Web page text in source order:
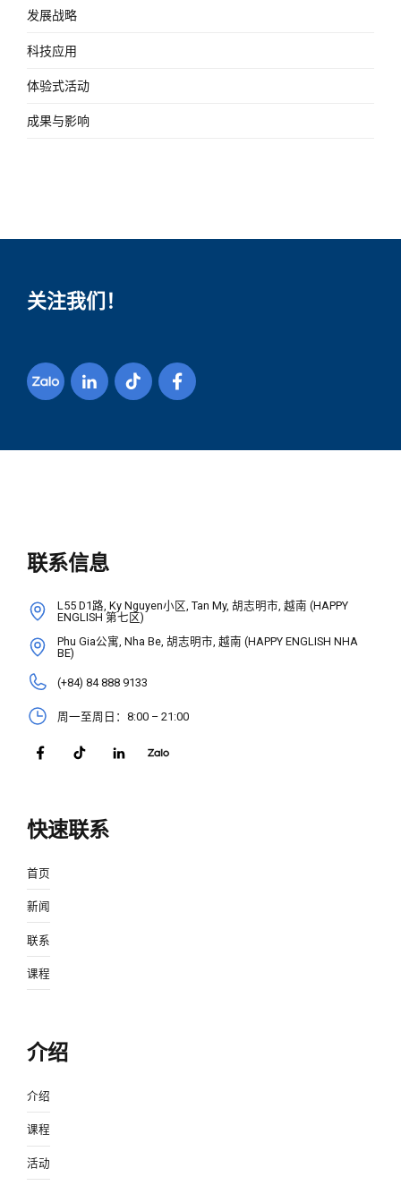
发展战略
科技应用
体验式活动
成果与影响
关注我们！
联系信息
L55 D1路, Ky Nguyen小区, Tan My, 胡志明市, 越南 (HAPPY
ENGLISH 第七区)
Phu Gia公寓, Nha Be, 胡志明市, 越南 (HAPPY ENGLISH NHA
BE)
(+84) 84 888 9133
周一至周日：8:00 – 21:00
快速联系
首页
新闻
联系
课程
介绍
介绍
课程
活动